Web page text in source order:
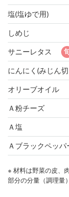
塩(塩ゆで用)
しめじ
サニーレタス
にんにく(みじん
オリーブオイル
Ａ粉チーズ
Ａ塩
Ａブラックペッパ
※ 材料は野菜の皮、
部分の分量（調理量